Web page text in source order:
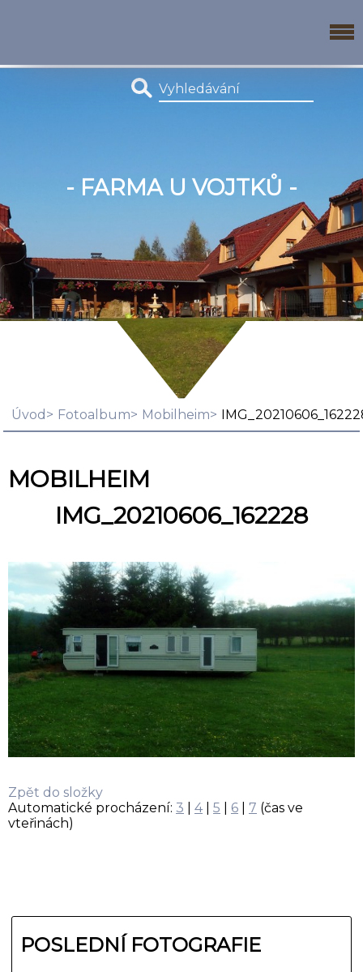
- FARMA U VOJTKŮ -
Úvod Fotoalbum Mobilheim
MOBILHEIM
IMG_20210606_162228
Zpět do složky
Automatické procházení: 3 4| 5 6 7 (čas ve
vteřinách)
POSLEDNÍ FOTOGRAFIE